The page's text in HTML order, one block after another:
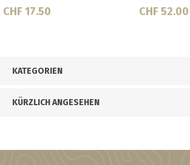
CHF 39.50
KATEGORIEN
KÜRZLICH ANGESEHEN